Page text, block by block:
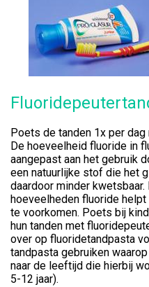
Poets de tanden 1x per
De hoeveelheid fluoride in
aangepast aan het gebruik
een natuurlijke stof die het
daardoor minder
hoeveelheden fluoride
te voorkomen. Poets bij
hun tanden met
over op fluoridetandpasta
tandpasta gebruiken waarop
naar de leeftijd die hierbij
5-12 jaar).